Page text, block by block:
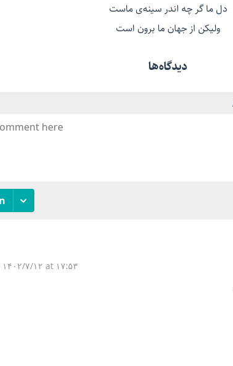
دل ما گر چه اندر سینه‌ی ماست
ولیكن از جهان ما برون است
دیدگاه‌ها